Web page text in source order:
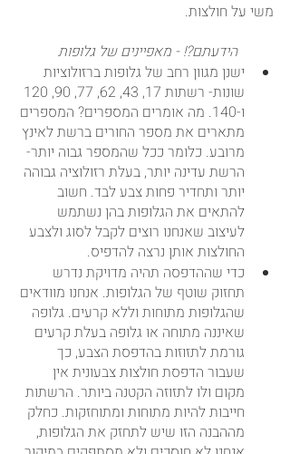
משי על חולצות.
הידעתם?! - מאפיינים של גלופות
ישנן מגוון רחב של גלופות ברזולוציות
ו-140. מה אומרים המספרים? המספרים
מתארים את מספר החורים ברשת לאינץ
מרובע. כלומר ככל שהמספר גבוה יותר-
הרשת עדינה יותר, בעלת רזולוציה גבוהה
יותר ותחדיר פחות צבע לבד. חשוב
להתאים את הגלופות בהן נשתמש
לעיצוב שאנחנו רוצים לקבל לסוג ולצבע
החולצות אותן נרצה להדפיס.
כדי שההדפסה תהיה מדויקת נדרש
תחזוק שוטף של הגלופות. אנחנו מוודאים
שהגלופות מתוחות וללא קרעים. גלופה
שאיננה מתוחה או גלופה בעלת קרעים
גורמת לתזוזות בהדפסת הצבע, כך
שעבור הדפסת חולצות צבעונית אין
מקום ולו לתזוזה הקטנה ביותר. הרשתות
חייבות להיות מתוחות ומתוחזקות. כחלק
מההבנה הזו שיש לתחזק את הגלופות,